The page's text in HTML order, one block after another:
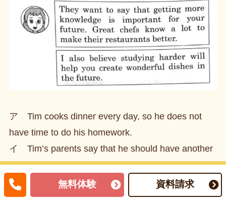
ア Tim cooks dinner every day, so he does not
have time to do his homework.
イ Tim’s parents say that he should have another
dream because a chef’s work is hard.
ウ Judy asks Tim and their parents for some
advice to make her restaurant better.
無料体験 資料請求